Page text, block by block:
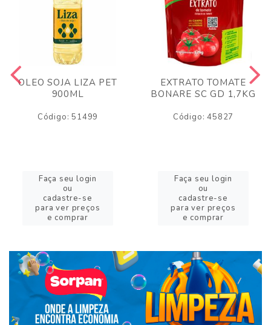
OLEO SOJA LIZA PET
900ML
Código: 51499
Faça seu login
ou
cadastre-se
para ver preços
e comprar
EXTRATO TOMATE
BONARE SC GD 1,7KG
Código: 45827
Faça seu login
ou
cadastre-se
para ver preços
e comprar